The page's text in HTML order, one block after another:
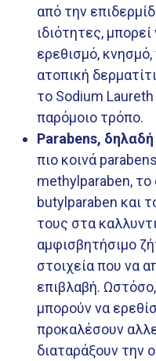
από την
ιδιότητες,
ερεθισμό, κνησμό,
ατοπική
το Sodium Laureth
παρόμοιο τρόπο.
Parabens,
πιο κοινά
methylparaben, το
butylparaben και
τους στα
αμφισβητήσιμο
στοιχεία που να
επιβλαβή.
μπορούν να
προκαλέσουν
διαταράξουν την